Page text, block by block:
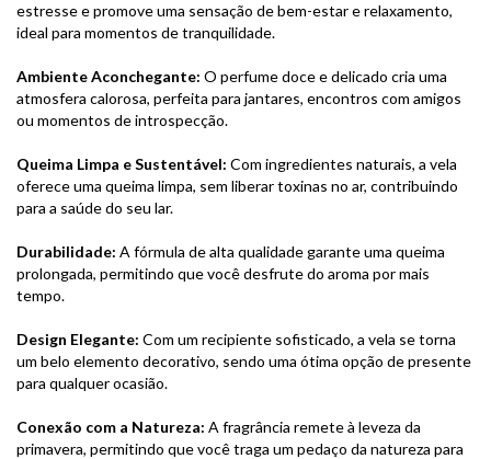
estresse e promove uma sensação de bem-estar e relaxamento,
ideal para momentos de tranquilidade.
Ambiente Aconchegante: O perfume doce e delicado cria uma
atmosfera calorosa, perfeita para jantares, encontros com amigos
ou momentos de introspecção.
Queima Limpa e Sustentável: Com ingredientes naturais, a vela
oferece uma queima limpa, sem liberar toxinas no ar, contribuindo
para a saúde do seu lar.
Durabilidade: A fórmula de alta qualidade garante uma queima
prolongada, permitindo que você desfrute do aroma por mais
tempo.
Design Elegante: Com um recipiente sofisticado, a vela se torna
um belo elemento decorativo, sendo uma ótima opção de presente
para qualquer ocasião.
Conexão com a Natureza: A fragrância remete à leveza da
primavera, permitindo que você traga um pedaço da natureza para